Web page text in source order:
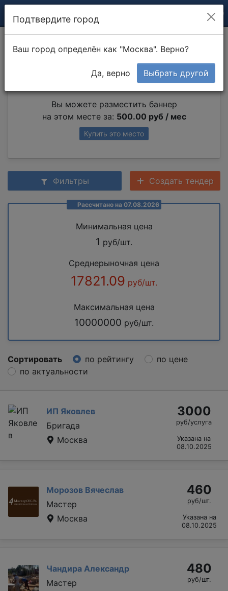
Установка замков
Вы можете разместить баннер
на этом месте за: 500.00 руб / мес
Купить это место
Фильтры Создать тендер
Рассчитано на 07.08.2026
Минимальная цена
1 руб/шт.
Среднерыночная цена
17821.09 руб/шт.
Максимальная цена
10000000 руб/шт.
Сортировать по рейтингу
по цене
по актуальности
ИП Яковлев
Бригада
Москва
3000
руб/услуга
Указана на
08.10.2025
Морозов Вячеслав
Мастер
Москва
460
руб/шт.
Указана на
08.10.2025
Чандира Александр
Мастер
480
руб/шт.
Подтвердите город
Ваш город определён как "Москва". Верно?
Да, верно Выбрать другой